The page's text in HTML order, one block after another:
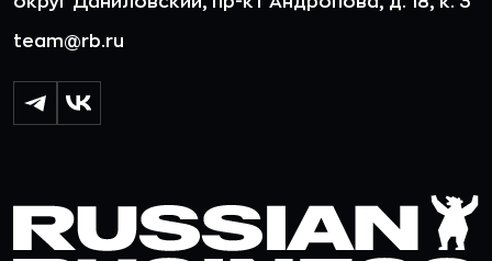
team@rb.ru